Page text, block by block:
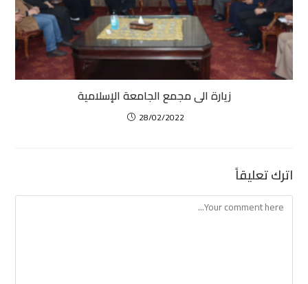
زيارة الى مجمع الجامعة الإسلامية
28/02/2022
اترك تعليقاً